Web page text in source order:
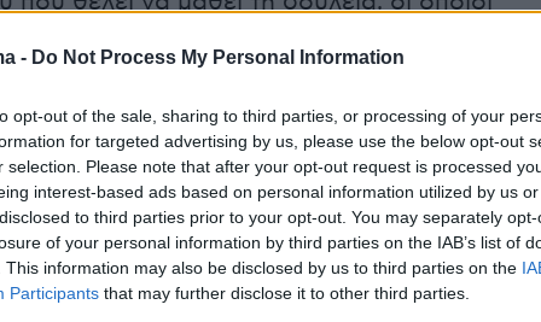
- Do Not Process My Personal Information
opt-out of the sale, sharing to third parties, or processing of your
for targeted advertising by us, please use the below opt-out
selection. Please note that after your opt-out request is processed
interest-based ads based on personal information utilized by us
to third parties prior to your opt-out. You may separately
of your personal information by third parties on the IAB’s list of
This information may also be disclosed by us to third parties on the
Participants that may further disclose it to other third parties.
φάρο. Η εχθρική σχέση μεταξύ τους, με
να συμπεριφέρεται ως αφέντης πάνω στο
δεύτερο να προτάσσει τα νιάτα του στον
τους, αλλά και η επιρροή που έχει
θα τους φέρει σε μία σύγκρουση που
μετατραπεί σε μία σφαγή χωρίς
να κάνει μία μελέτη πάνω στους